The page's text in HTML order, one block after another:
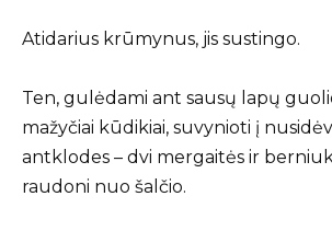
Atidarius krūmynus, jis sustingo.
Ten, gulėdami ant sausų lapų
mažyčiai kūdikiai, suvynioti į
antklodes – dvi mergaitės ir
raudoni nuo šalčio.